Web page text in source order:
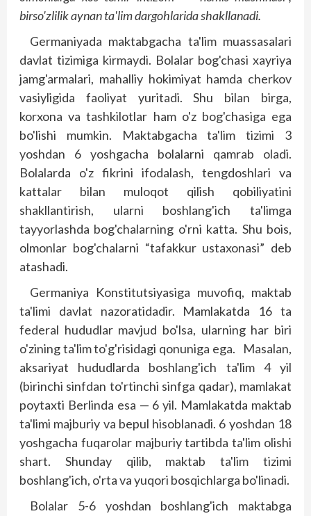
birso'zlilikaynan ta'lim dargohlarida shakllanadi.
Germaniyada maktabgacha ta'lim muassasalari
davlat tizimiga kirmaydi. Bolalar bog'chasi xayriya
jamg'armalari, mahalliy hokimiyat hamda cherkov
vasiyligida faoliyat yuritadi. Shu bilan birga,
korxona va tashkilotlar ham o'z bog'chasiga ega
bo'lishi mumkin. Maktab­gacha ta'lim tizimi 3
yoshdan 6 yoshgacha bolalarni qamrab oladi.
Bolalarda o'z fikrini ifodalash, tengdoshlari va
kattalar bilan muloqot qilish qobiliyatini
shakllantirish, ularni bosh­lang'ich ta'limga
tayyorlashda bog'chalarning o'rni katta. Shu bois,
olmonlar bog'chalarni “tafakkur ustaxonasi” deb
atashadi.
Germaniya Konstitutsiyasiga muvofiq, maktab
ta'limi davlat nazoratidadir. Mamlakatda 16 ta
federal hududlar mavjud bo'lsa, ularning har biri
o'zining ta'lim to'g'risidagi qonuniga ega. Masalan,
aksariyat hududlarda bosh­lang'ich ta'lim 4 yil
(birinchi sinf­dan to'rtinchi sinfga qadar), mamlakat
poytaxti Berlinda esa — 6 yil. Mamlakatda maktab
ta'limi majburiy va bepul hisoblanadi. 6 yoshdan 18
yoshgacha fuqarolar majburiy tartibda ta'lim olishi
shart. Shunday qilib, maktab ta'lim tizimi
boshlang'ich, o'rta va yuqori bosqichlarga bo'linadi.
Bolalar 5-6 yoshdan boshlang'ich maktabga